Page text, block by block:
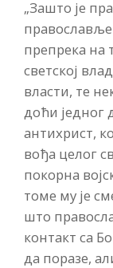
„Зашто је
препрека на
светској
власти, те
доћи једног
антихрист,
вођа целог
покорна
томе му је
што
контакт са
да поразе,